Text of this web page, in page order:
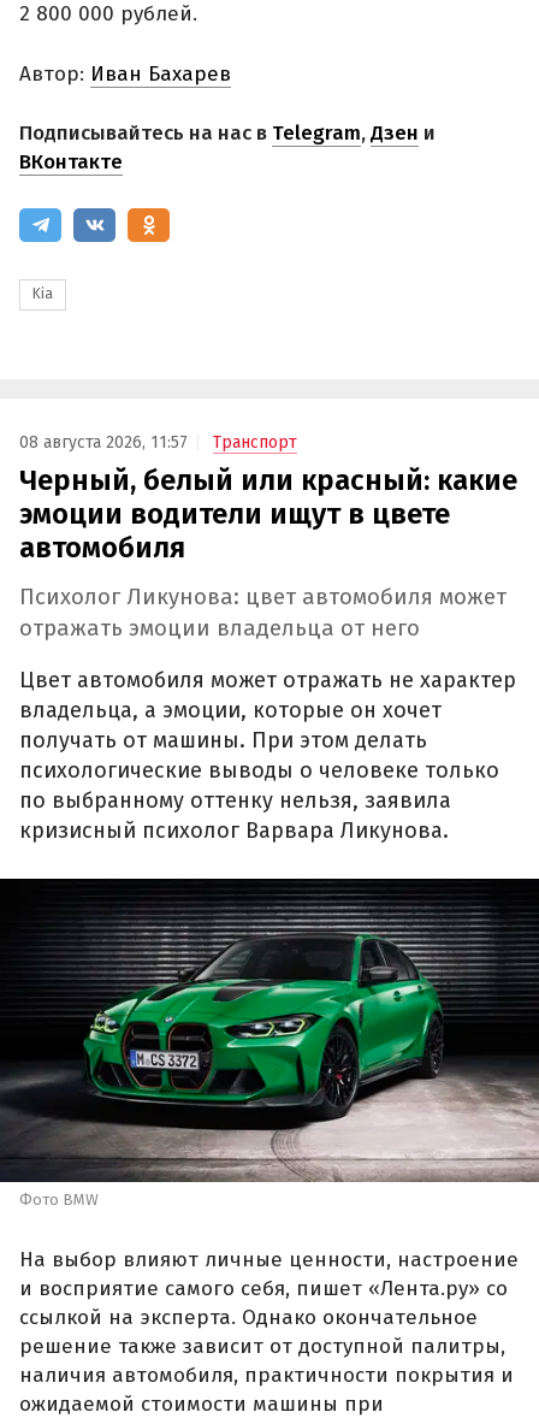
2 800 000 рублей.
Автор: Иван Бахарев
Подписывайтесь на нас в Telegram,Дзен и
ВКонтакте
Kia
08 августа 2026, 11:57 Транспорт
Черный, белый или красный: какие
эмоции водители ищут в цвете
автомобиля
Психолог Ликунова: цвет автомобиля может
отражать эмоции владельца от него
Цвет автомобиля может отражать не характер
владельца, а эмоции, которые он хочет
получать от машины. При этом делать
психологические выводы о человеке только
по выбранному оттенку нельзя, заявила
кризисный психолог Варвара Ликунова.
Фото BMW
На выбор влияют личные ценности, настроение
и восприятие самого себя, пишет «Лента.ру» со
ссылкой на эксперта. Однако окончательное
решение также зависит от доступной палитры,
наличия автомобиля, практичности покрытия и
ожидаемой стоимости машины при